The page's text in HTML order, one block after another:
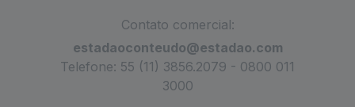
Contato comercial:
estadaoconteudo@estadao.com
Telefone: 55 (11) 3856.2079 - 0800 011
3000